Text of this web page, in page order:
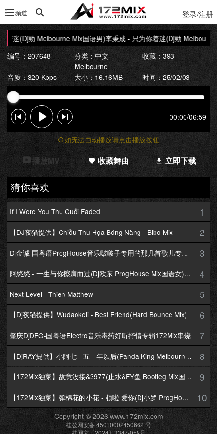
频道 登录/注册
着迷(Dj勁 Melbourne Mix国语男)李秉成 - 只为你着迷(Dj勁 Melbourne
编号：207648
分类：中文
Melbourne
收藏：393
音质：320 Kbps 大小：16.16MB 时间：25/02/03
00:00/06:59
如无法自动播放请点击播放按钮
播放MV 收藏舞曲 立即下载
猜你喜欢
If I Were You Thu Cuối Faded 1
【DJ夜猫提供】Chiều Thu Họa Bóng Nàng - Bibo Mix 2
Dj金诚-国粤语ProgHouse音乐啵啵子专用的那几首歌儿专辑172Mix串烧 3
阿悠悠 - 一生与你擦肩而过(Dj欧东 ProgHouse Mix国语女)Dj小耀修改 4
Next Level - Thien Matthew 5
【Dj夜猫提供】Wudaokeli - Best Friend(Hard Bounce Mix) 6
肇庆DjDFG-国粤语Electro音乐毒药好听抒情专辑172Mix串烧 7
【DjRAY提供】小阿七 - 五十年以后(Panda King Melbourne Mix国语女) 8
【172Mix独家】故意没接&3977(止水&FY鱼 Bootleg Mix国语男) 9
【172Mix独家】弹棉花的小花 - 顿啦 爱你(Dj小罗 ProgHouse Mix国语女)v2 10
Copyright © 2026 www.172mix.com
桂公网安备 45010002450662 号
桂网文〔2024〕3347-059号